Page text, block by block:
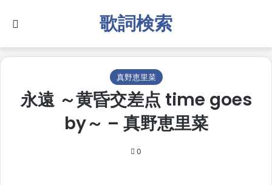
歌詞検索
真野恵里菜
永遠 ～黄昏交差点 time goes
by～ – 真野恵里菜
0